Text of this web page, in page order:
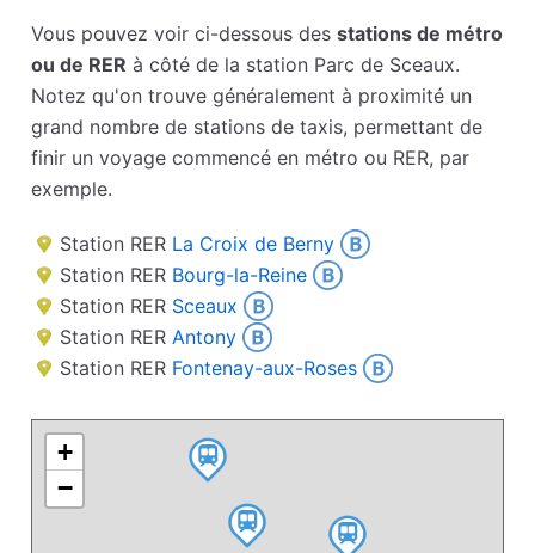
Vous pouvez voir ci-dessous desstations de métro
ou de RER à côté de la station Parc de Sceaux.
Notez qu'on trouve généralement à proximité un
grand nombre de stations de taxis, permettant de
finir un voyage commencé en métro ou RER, par
exemple.
Station RER La Croix de Berny
Station RER Bourg-la-Reine
Station RER Sceaux
Station RER Antony
Station RER Fontenay-aux-Roses
+
−